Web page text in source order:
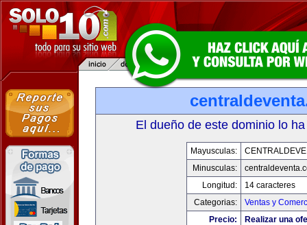
El dueño de este dominio lo
Mayusculas:
Minusculas:
Longitud:
14 caracteres
Categorias:
Ventas y
Precio:
Realizar una